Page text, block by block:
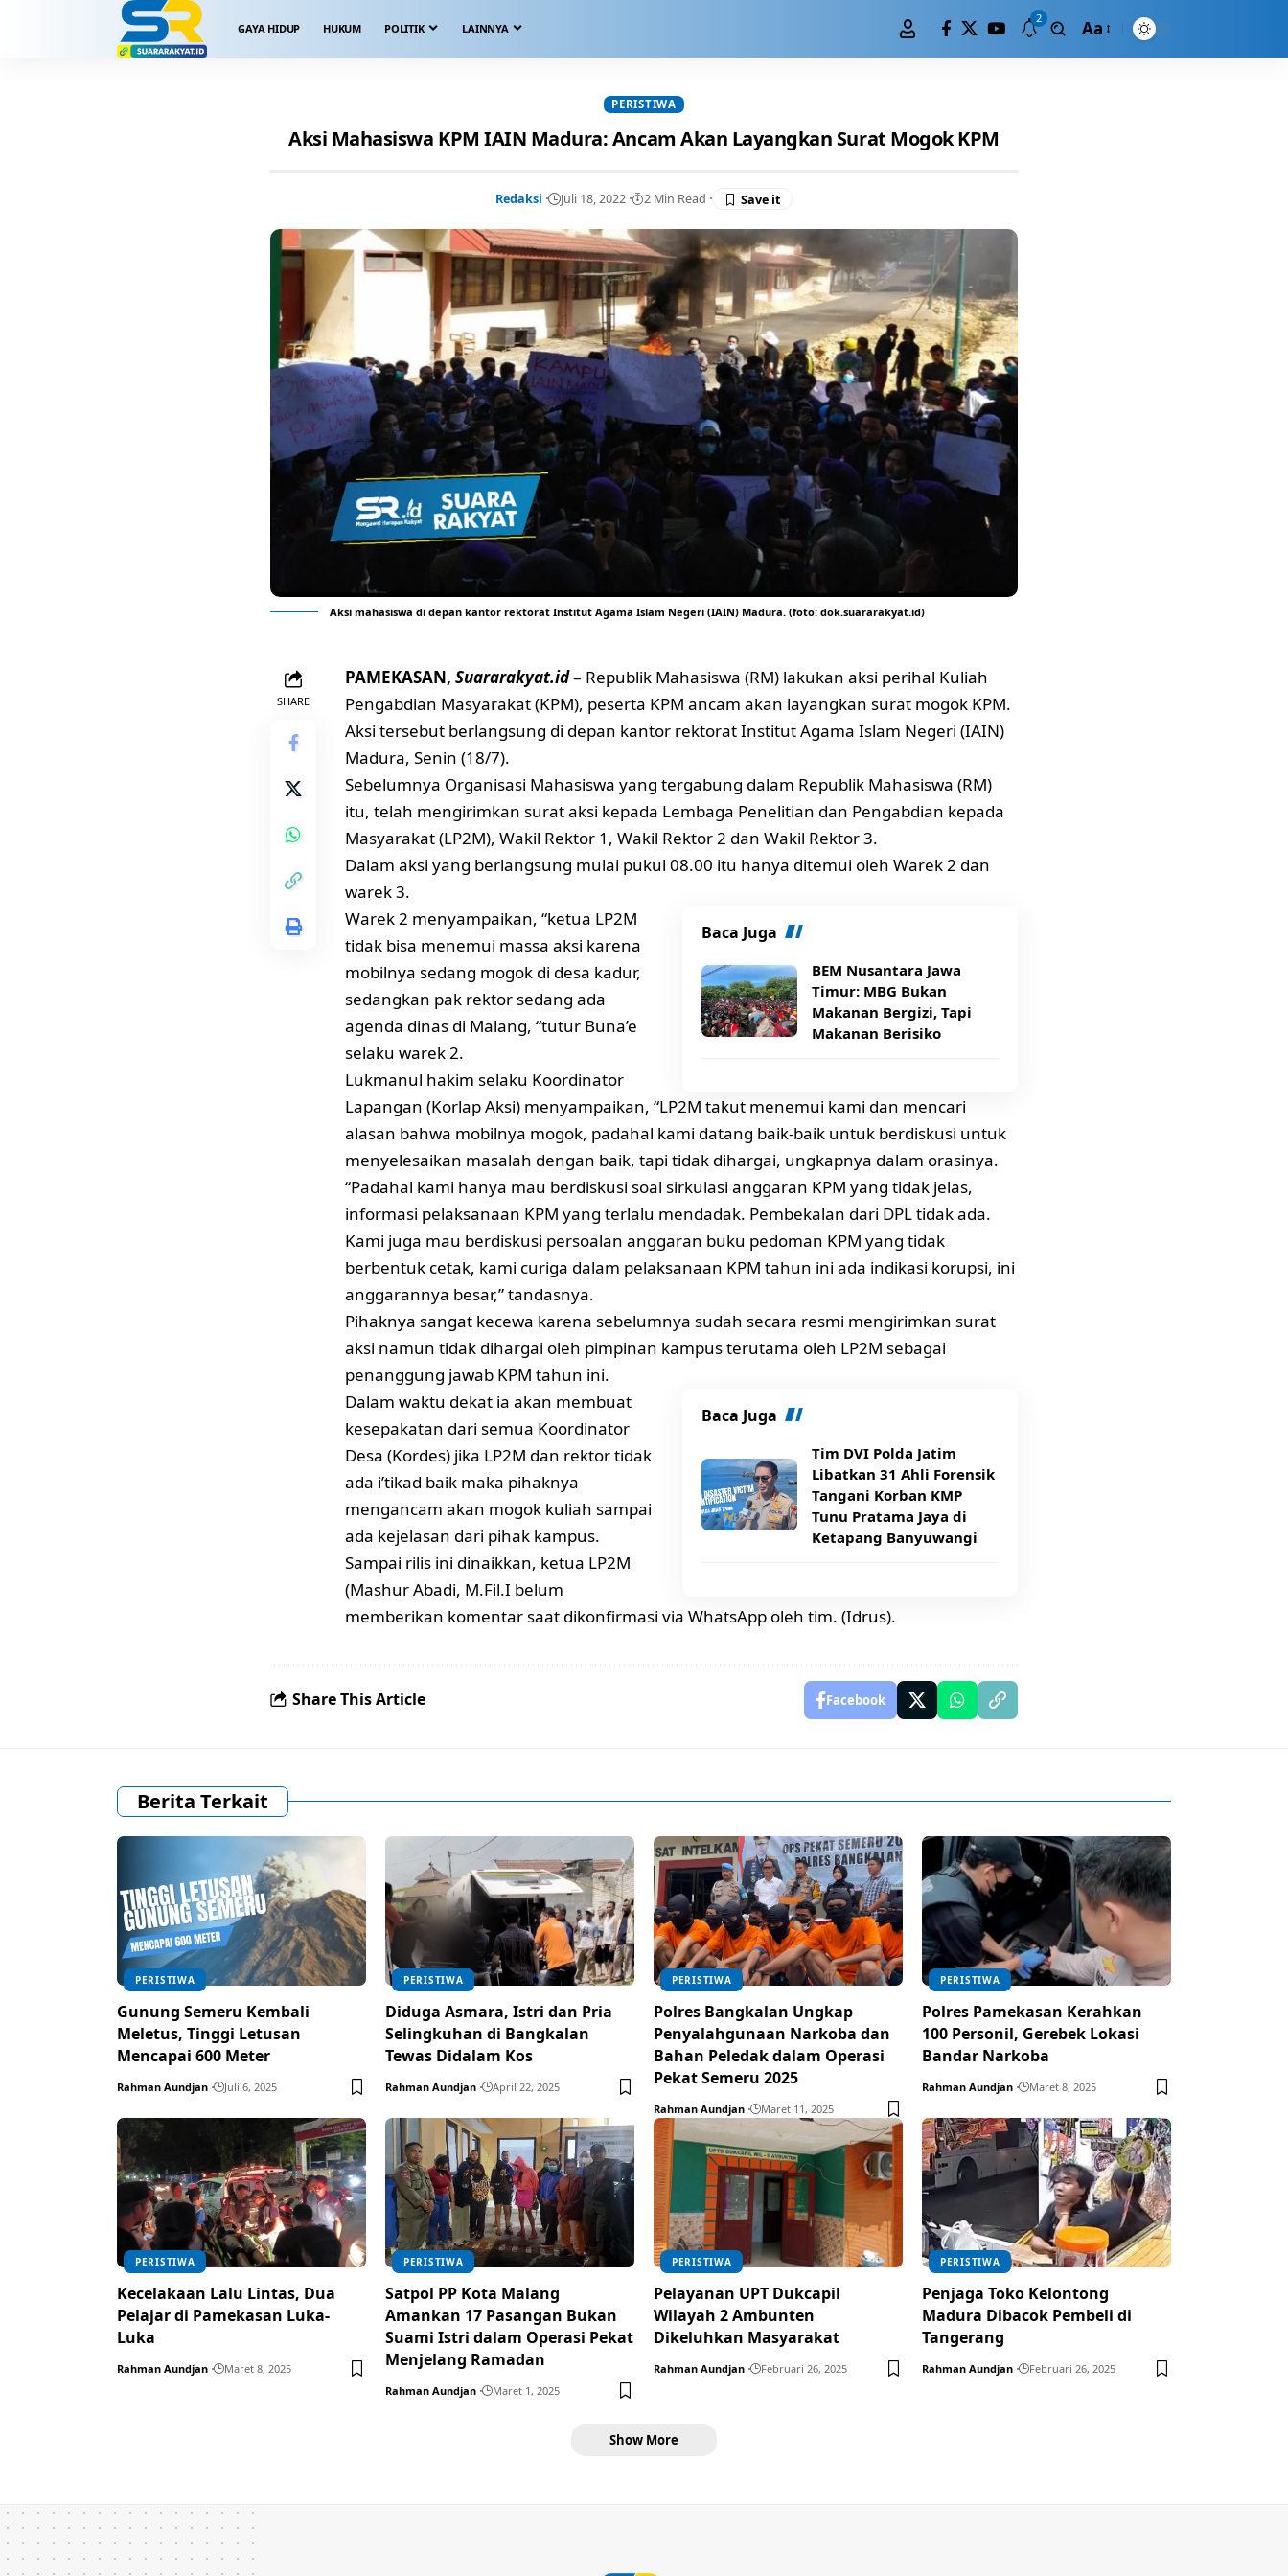
GAYA HIDUP HUKUM POLITIK LAINNYA
2 Aa
PERISTIWA
Aksi Mahasiswa KPM IAIN Madura: Ancam Akan Layangkan Surat Mogok KPM
Redaksi Juli 18, 2022 2 Min Read
Aksi mahasiswa di depan kantor rektorat Institut Agama Islam Negeri (IAIN) Madura. (foto: dok.suararakyat.id)
SHARE
PAMEKASAN, Suararakyat.id– Republik Mahasiswa (RM) lakukan aksi perihal Kuliah
Pengabdian Masyarakat (KPM), peserta KPM ancam akan layangkan surat mogok KPM.
Aksi tersebut berlangsung di depan kantor rektorat Institut Agama Islam Negeri (IAIN)
Madura, Senin (18/7).
Sebelumnya Organisasi Mahasiswa yang tergabung dalam Republik Mahasiswa (RM)
itu, telah mengirimkan surat aksi kepada Lembaga Penelitian dan Pengabdian kepada
Masyarakat (LP2M), Wakil Rektor 1, Wakil Rektor 2 dan Wakil Rektor 3.
Dalam aksi yang berlangsung mulai pukul 08.00 itu hanya ditemui oleh Warek 2 dan
warek 3.
Baca Juga
BEM Nusantara Jawa
Timur: MBG Bukan
Makanan Bergizi, Tapi
Makanan Berisiko
Warek 2 menyampaikan, “ketua LP2M
tidak bisa menemui massa aksi karena
mobilnya sedang mogok di desa kadur,
sedangkan pak rektor sedang ada
agenda dinas di Malang, “tutur Buna’e
selaku warek 2.
Lukmanul hakim selaku Koordinator
Lapangan (Korlap Aksi) menyampaikan, “LP2M takut menemui kami dan mencari
alasan bahwa mobilnya mogok, padahal kami datang baik-baik untuk berdiskusi untuk
menyelesaikan masalah dengan baik, tapi tidak dihargai, ungkapnya dalam orasinya.
“Padahal kami hanya mau berdiskusi soal sirkulasi anggaran KPM yang tidak jelas,
informasi pelaksanaan KPM yang terlalu mendadak. Pembekalan dari DPL tidak ada.
Kami juga mau berdiskusi persoalan anggaran buku pedoman KPM yang tidak
berbentuk cetak, kami curiga dalam pelaksanaan KPM tahun ini ada indikasi korupsi, ini
anggarannya besar,” tandasnya.
Pihaknya sangat kecewa karena sebelumnya sudah secara resmi mengirimkan surat
aksi namun tidak dihargai oleh pimpinan kampus terutama oleh LP2M sebagai
penanggung jawab KPM tahun ini.
Baca Juga
Tim DVI Polda Jatim
Libatkan 31 Ahli Forensik
Tangani Korban KMP
Tunu Pratama Jaya di
Ketapang Banyuwangi
Dalam waktu dekat ia akan membuat
kesepakatan dari semua Koordinator
Desa (Kordes) jika LP2M dan rektor tidak
ada i’tikad baik maka pihaknya
mengancam akan mogok kuliah sampai
ada kejelasan dari pihak kampus.
Sampai rilis ini dinaikkan, ketua LP2M
(Mashur Abadi, M.Fil.I belum
memberikan komentar saat dikonfirmasi via WhatsApp oleh tim. (Idrus).
Share This Article Facebook
Berita Terkait
PERISTIWA
Gunung Semeru Kembali
Meletus, Tinggi Letusan
Mencapai 600 Meter
Rahman Aundjan Juli 6, 2025
PERISTIWA
Diduga Asmara, Istri dan Pria
Selingkuhan di Bangkalan
Tewas Didalam Kos
Rahman Aundjan April 22, 2025
PERISTIWA
Polres Bangkalan Ungkap
Penyalahgunaan Narkoba dan
Bahan Peledak dalam Operasi
Pekat Semeru 2025
Rahman Aundjan Maret 11, 2025
PERISTIWA
Polres Pamekasan Kerahkan
100 Personil, Gerebek Lokasi
Bandar Narkoba
Rahman Aundjan Maret 8, 2025
PERISTIWA
Kecelakaan Lalu Lintas, Dua
Pelajar di Pamekasan Luka-
Luka
Rahman Aundjan Maret 8, 2025
PERISTIWA
Satpol PP Kota Malang
Amankan 17 Pasangan Bukan
Suami Istri dalam Operasi Pekat
Menjelang Ramadan
Rahman Aundjan Maret 1, 2025
PERISTIWA
Pelayanan UPT Dukcapil
Wilayah 2 Ambunten
Dikeluhkan Masyarakat
Rahman Aundjan Februari 26, 2025
PERISTIWA
Penjaga Toko Kelontong
Madura Dibacok Pembeli di
Tangerang
Rahman Aundjan Februari 26, 2025
Show More